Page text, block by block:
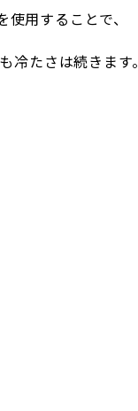
用することで、
たさは続きます。